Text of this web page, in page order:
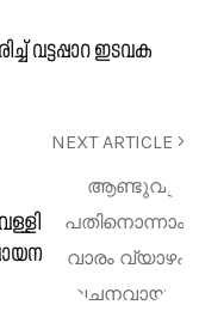
വട്ടപ്പാറ ഇടവക
NEXT ARTICLE